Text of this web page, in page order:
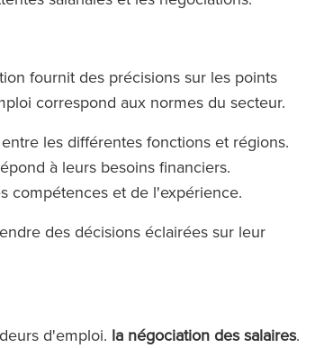
fournit des précisions sur les points
correspond aux normes du secteur.
les différentes fonctions et régions.
à leurs besoins financiers.
compétences et de l'expérience.
des décisions éclairées sur leur
d'emploi. la négociation des salaires.